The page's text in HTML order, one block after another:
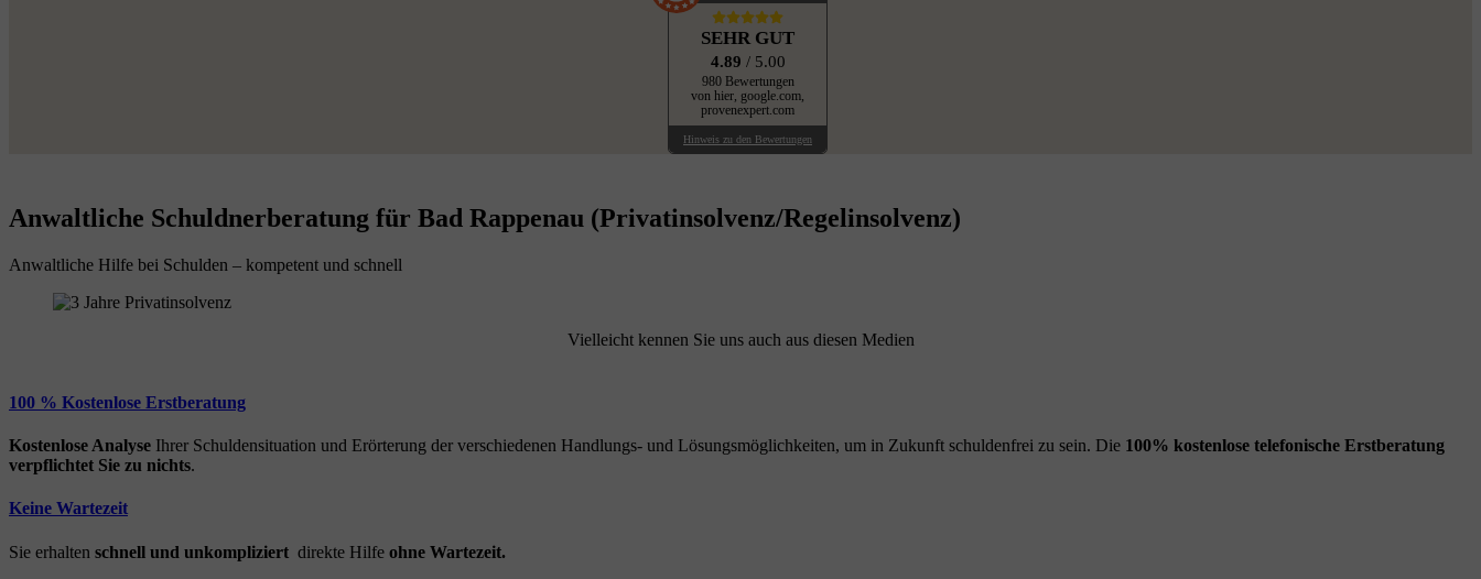
SEHR GUT
4.89 / 5.00
980 Bewertungen
von hier, google.com,
provenexpert.com
Hinweis zu den Bewertungen
Anwaltliche Schuldnerberatung für Bad Rappenau (Privatinsolvenz/Regelinsolvenz)
Anwaltliche Hilfe bei Schulden – kompetent und schnell
Vielleicht kennen Sie uns auch aus diesen Medien
100 % Kostenlose Erstberatung
Kostenlose Analyse Ihrer Schuldensituation und Erörterung der verschiedenen Handlungs- und Lösungsmöglichkeiten, um in Zukunft schuldenfrei zu sein. Die 100% kostenlose telefonische Erstberatung
verpflichtet Sie zu nichts.
Keine Wartezeit
Sie erhalten schnell und unkompliziert direkte Hilfe ohne Wartezeit.